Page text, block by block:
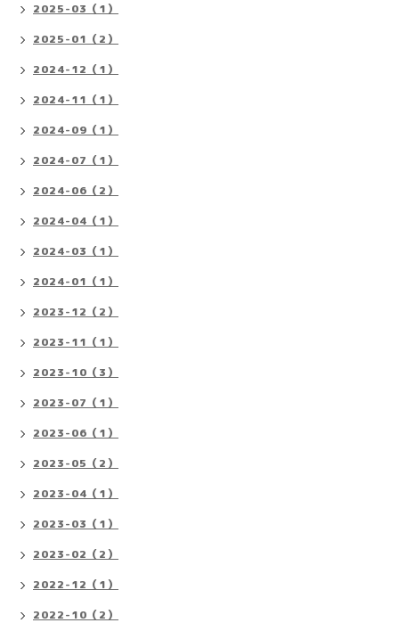
2025-03（1）
2025-01（2）
2024-12（1）
2024-11（1）
2024-09（1）
2024-07（1）
2024-06（2）
2024-04（1）
2024-03（1）
2024-01（1）
2023-12（2）
2023-11（1）
2023-10（3）
2023-07（1）
2023-06（1）
2023-05（2）
2023-04（1）
2023-03（1）
2023-02（2）
2022-12（1）
2022-10（2）